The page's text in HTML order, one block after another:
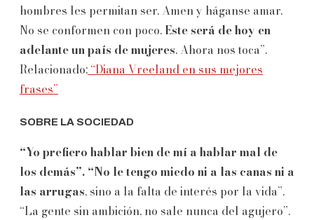
hombres les permitan ser. Amen y háganse amar.
No se conformen con poco. Este será de hoy en
adelante un país de mujeres. Ahora nos toca”.
Relacionado: “Diana Vreeland en sus mejores
frases”
SOBRE LA SOCIEDAD
“Yo prefiero hablar bien de mí a hablar mal de
los demás”. “No le tengo miedo ni a las canas ni a
las arrugas, sino a la falta de interés por la vida”.
“La gente sin ambición, no sale nunca del agujero”.